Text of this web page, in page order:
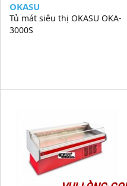
OKASU
Tủ mát siêu thị OKASU OKA-
3000S